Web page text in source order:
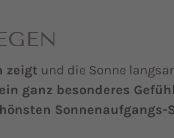
zeigt und die Sonne
ganz besonderes Gefühl
Sonnenaufgangs-